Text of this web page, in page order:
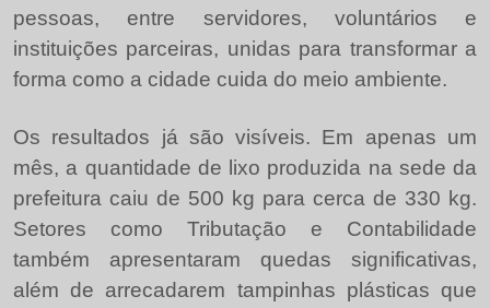
pessoas, entre servidores, voluntários e
instituições parceiras, unidas para transformar a
forma como a cidade cuida do meio ambiente.
Os resultados já são visíveis. Em apenas um
mês, a quantidade de lixo produzida na sede da
prefeitura caiu de 500 kg para cerca de 330 kg.
Setores como Tributação e Contabilidade
também apresentaram quedas significativas,
além de arrecadarem tampinhas plásticas que